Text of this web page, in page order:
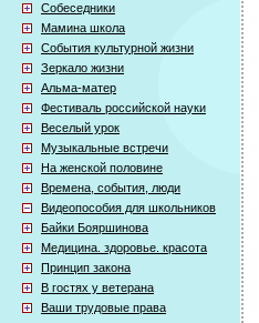
Собеседники
Мамина школа
События культурной жизни
Зеркало жизни
Альма-матер
Фестиваль российской науки
Веселый урок
Музыкальные встречи
На женской половине
Времена, события, люди
Видеопособия для школьников
Байки Бояршинова
Медицина. здоровье. красота
Принцип закона
В гостях у ветерана
Ваши трудовые права